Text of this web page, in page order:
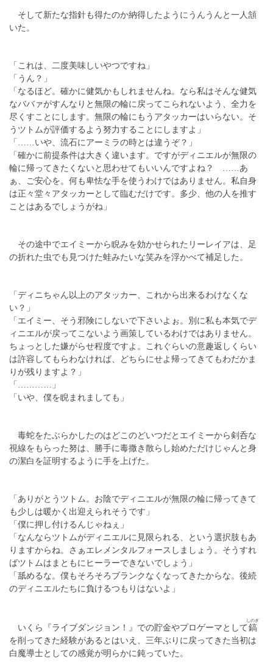
そして新たな指針も得たのか納得したようにうんうんと一人頷
いた。
「これは、二度美味しいやつですね」
「うん？」
「なるほど。確かに健気かもしれませんね。なら私はそんな健気
なババァがすんなりと無限の輪に戻ってこられないよう、全力を
尽くすことにします。無限の輪にもうアタッカーはいらない。そ
うツトムが評価するよう努力することにしますよ」
「……いや、流石にアーミラの時とは違うぞ？」
「確かに前提条件は大きく違います。ですがディニエルが無限の
輪に帰ってきたくないと思わせてもいいんですよね？ ……あ
ぁ、ご安心を。何も卑怯な手を使うわけではありません。私自身
は正々堂々アタッカーとして臨むだけです。多少、他の人を推す
ことはあるでしょうがね」
その途中でエイミーから睨みを効かせられたリーレイアは、足
の折れた虫でも見つけた蛙みたいな笑みを浮かべて補足した。
「ディニちゃん以上のアタッカー、これから出来るわけなくな
い？」
「エイミー、そう邪険にしないで下さいよぉ。別に私も本気でデ
ィニエルが戻ってこないよう画策しているわけではありません。
ちょっとした嫌がらせ程度ですよ。これぐらいの意趣返しくらい
は許容してもらわなければ、どちらにせよ帰ってきてもわだかま
りが残りますよ？」
「…………」
「いや、僕を睨まれましても」
毒蛇をたぶらかしたのはどこのどいつだとエイミーから剣呑な
視線をもらった努は、勝手に毒撒き散らし始めただけじゃんと身
の潔白を証明するように手を上げた。
「ありがとうツトム。お陰でディニエルが無限の輪に帰ってきて
も少しは暖かく出迎えられそうです」
「僕に押し付けるんじゃねぇ」
「なんならツトムがディニエルに見限られる、という選択肢もあ
りますからね。さぁエレメンタルフォースしましょう。そうすれ
ばツトムはまともにヒーラーできないでしょう」
「舐めるな。僕もそろそろブランクなくなってきたからな。後続
のディニエルたちに負けるつもりはないよ」
いくら『ライブダンジョン！』での貯金やプロゲーマとして 鎬
しのぎ
を削ってきた経験があるとはいえ、三年ぶりに戻ってきた当初は
白魔導士としての感覚が明らかに鈍っていた。